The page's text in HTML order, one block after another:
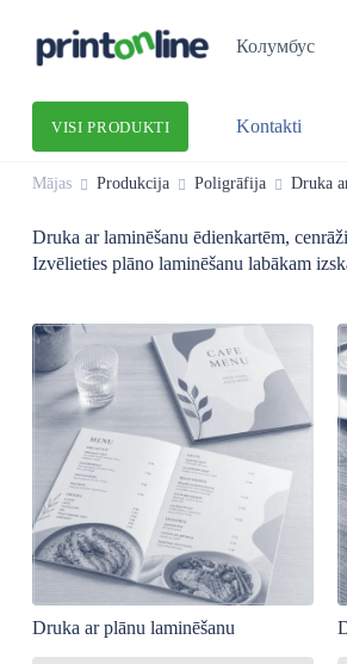
Колумбус
VISI PRODUKTI Kontakti
Mājas Produkcija Poligrāfija Druka
Druka ar laminēšanu ēdienkartēm,
Izvēlieties plāno laminēšanu labākam
Druka ar plānu laminēšanu